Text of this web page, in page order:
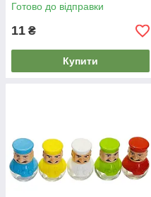
Готово до відправки
11 ₴
Купити